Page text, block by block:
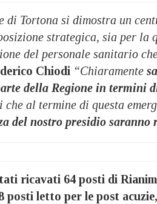
di Tortona si dimostra un
strategica, sia per la
del personale sanitario
Chiodi “Chiaramente
della Regione in termini
che al termine di questa
del nostro presidio saranno
ricavati 64 posti di
posti letto per le post